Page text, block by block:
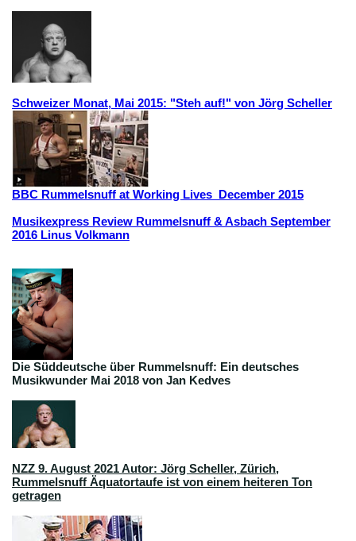
Schweizer Monat, Mai 2015: "Steh auf!" von Jörg Scheller
BBC Rummelsnuff at Working Lives December 2015
Musikexpress Review Rummelsnuff & Asbach September
2016 Linus Volkmann
Die Süddeutsche über Rummelsnuff: Ein deutsches
Musikwunder Mai 2018 von Jan Kedves
NZZ 9. August 2021 Autor: Jörg Scheller, Zürich,
Rummelsnuff Äquatortaufe ist von einem heiteren Ton
getragen